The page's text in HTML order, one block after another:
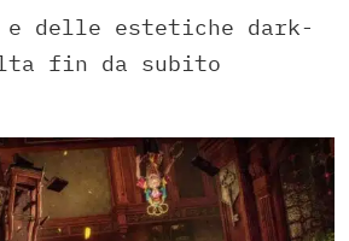
e delle estetiche dark-
fin da subito